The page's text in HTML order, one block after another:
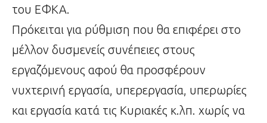
του ΕΦΚΑ.
Πρόκειται για ρύθμιση που θα επιφέρει στο
μέλλον δυσμενείς συνέπειες στους
εργαζόμενους αφού θα προσφέρουν
νυχτερινή εργασία, υπερεργασία, υπερωρίες
και εργασία κατά τις Κυριακές κ.λπ. χωρίς να